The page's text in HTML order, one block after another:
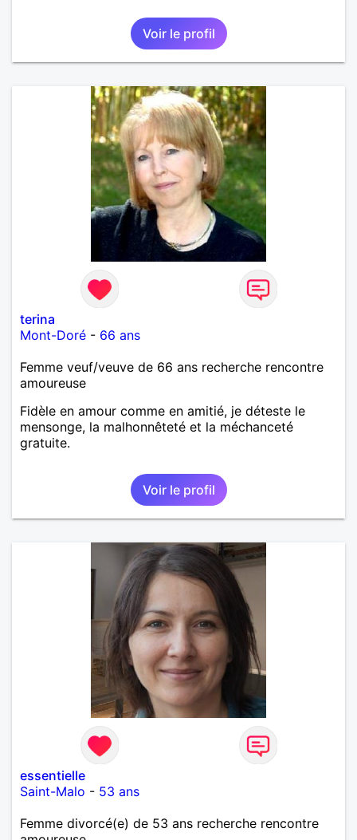
Voir le profil
terina
Mont-Doré - 66 ans
Femme veuf/veuve de 66 ans recherche rencontre
amoureuse
Fidèle en amour comme en amitié, je déteste le
mensonge, la malhonnêteté et la méchanceté
gratuite.
Voir le profil
essentielle
Saint-Malo - 53 ans
Femme divorcé(e) de 53 ans recherche rencontre